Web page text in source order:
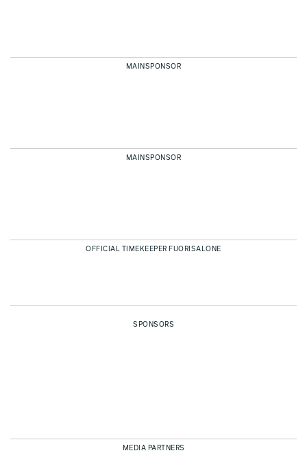
MAINSPONSOR
MAINSPONSOR
OFFICIAL TIMEKEEPER FUORISALONE
SPONSORS
MEDIA PARTNERS